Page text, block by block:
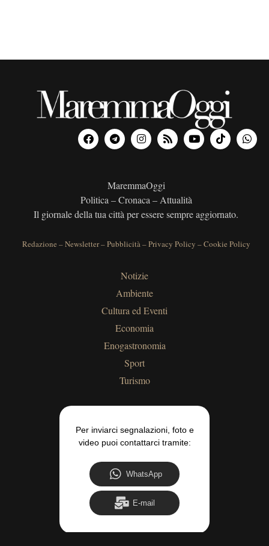
MaremmaOggi
Politica – Cronaca – Attualità
Il giornale della tua città per essere sempre aggiornato.
Redazione –Newsletter–Pubblicità–Privacy Policy –Cookie Policy
Notizie
Ambiente
Cultura ed Eventi
Economia
Enogastronomia
Sport
Turismo
Per inviarci segnalazioni, foto e
video puoi contattarci tramite:
WhatsApp
E-mail